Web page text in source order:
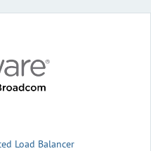
Load Balancer